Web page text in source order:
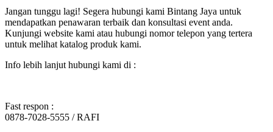
Jangan tunggu lagi! Segera hubungi kami Bintang Jaya untuk
mendapatkan penawaran terbaik dan konsultasi event anda.
Kunjungi website kami atau hubungi nomor telepon yang tertera
untuk melihat katalog produk kami.
Info lebih lanjut hubungi kami di :
Fast respon :
0878-7028-5555 / RAFI